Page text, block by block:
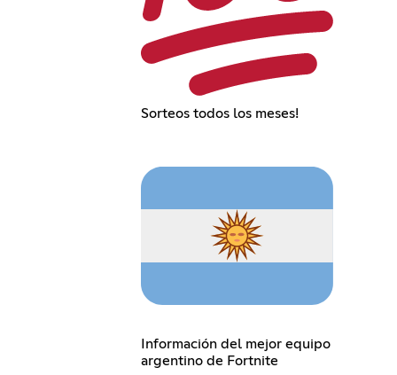
Sorteos todos los meses!
Información del mejor equipo
argentino de Fortnite